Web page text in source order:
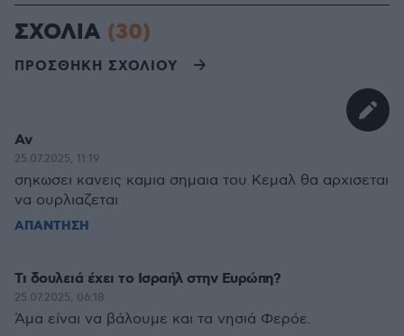
ΣΧΟΛΙΑ (30)
ΠΡΟΣΘΗΚΗ ΣΧΟΛΙΟΥ
Αν
25.07.2025, 11:19
σηκωσει κανεις καμια σημαια του Κεμαλ θα αρχισεται
να ουρλιαζεται
ΑΠΑΝΤΗΣΗ
Τι δουλειά έχει το Ισραήλ στην Ευρώπη?
25.07.2025, 06:18
Άμα είναι να βάλουμε και τα νησιά Φερόε.